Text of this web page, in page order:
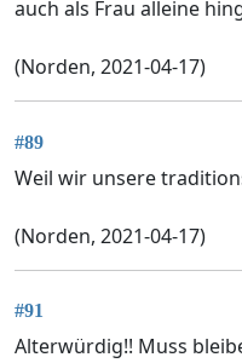
auch als Frau alleine
(Norden, 2021-04-17)
#89
Weil wir unsere
(Norden, 2021-04-17)
#91
Alterwürdig!! Muss